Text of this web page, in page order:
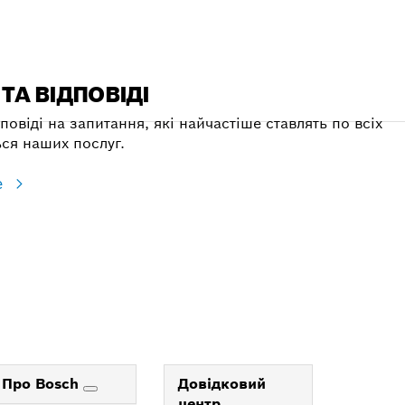
ВІДПОВІДІ
на запитання, які найчастіше ставлять по всіх
наших послуг.
Про Bosch
Довідковий